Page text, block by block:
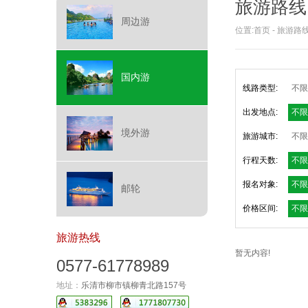
周边游
国内游
境外游
邮轮
旅游热线
0577-61778989
地址： 乐清市柳市镇柳青北路157号
旅游路线
位置:首页 - 旅游路
线路类型: 不限
出发地点: 不限
旅游城市: 不限
行程天数: 不限
报名对象: 不限
价格区间: 不限
暂无内容!